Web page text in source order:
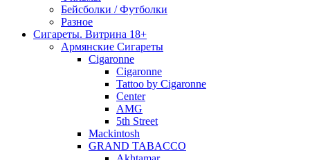
Бейсболки / Футболки
Разное
Сигареты. Витрина 18+
Армянские Сигареты
Cigaronne
Cigaronne
Tattoo by Cigaronne
Center
AMG
5th Street
Mackintosh
GRAND TABACCO